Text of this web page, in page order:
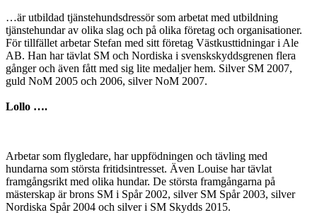
…är utbildad tjänstehundsdressör som arbetat med utbildning
tjänstehundar av olika slag och på olika företag och organisationer.
För tillfället arbetar Stefan med sitt företag Västkusttidningar i Ale
AB. Han har tävlat SM och Nordiska i svenskskyddsgrenen flera
gånger och även fått med sig lite medaljer hem. Silver SM 2007,
guld NoM 2005 och 2006, silver NoM 2007.
Lollo ….
Arbetar som flygledare, har uppfödningen och tävling med
hundarna som största fritidsintresset. Även Louise har tävlat
framgångsrikt med olika hundar. De största framgångarna på
mästerskap är brons SM i Spår 2002, silver SM Spår 2003, silver
Nordiska Spår 2004 och silver i SM Skydds 2015.